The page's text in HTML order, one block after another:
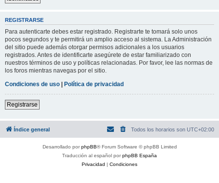
REGISTRARSE
Para autenticarte debes estar registrado. Registrarte te tomará solo unos
pocos segundos y te permitirá un amplio acceso al sistema. La Administración
del sitio puede además otorgar permisos adicionales a los usuarios
registrados. Antes de identificarte asegúrete de estar familiarizado con
nuestros términos de uso y políticas relacionadas. Por favor, lee las normas de
los foros mientras navegas por el sitio.
Condiciones de uso | Política de privacidad
Registrarse
Índice general Todos los horarios son UTC+02:00
Desarrollado porphpBB® Forum Software © phpBB Limited
Traducción al español porphpBB España
Privacidad | Condiciones